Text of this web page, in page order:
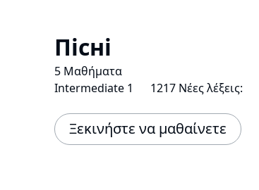
Пісні
5 Μαθήματα
Intermediate 1
1217 Νέες λέξεις:
Ξεκινήστε να μαθαίνετε